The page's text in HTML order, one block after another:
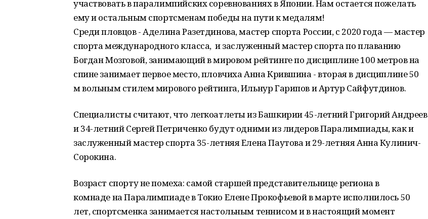
участвовать в паралимпийских соревнованиях в Японии. Нам остается пожелать
ему и остальным спортсменам победы на пути к медалям!
Среди пловцов - Аделина Разетдинова, мастер спорта России, с 2020 года — мастер
спорта международного класса, и заслуженный мастер спорта по плаванию
Богдан Мозговой, занимающий в мировом рейтинге по дисциплине 100 метров на
спине занимает первое место, пловчиха Анна Крившина - вторая в дисциплине 50
м вольным стилем мирового рейтинга, Ильнур Гарипов и Артур Сайфутдинов.
Специалисты считают, что легкоатлеты из Башкирии 45-летний Григорий Андреев
и 34-летний Сергей Петриченко будут одними из лидеров Паралимпиады, как и
заслуженный мастер спорта 35-летняя Елена Паутова и 29-летняя Анна Кулинич-
Сорокина.
Возраст спорту не помеха: самой старшей представительнице региона в
комнаде на Паралимпиаде в Токио Елене Прокофьевой в марте исполнилось 50
лет, спортсменка занимается настольным теннисом и в настоящий момент